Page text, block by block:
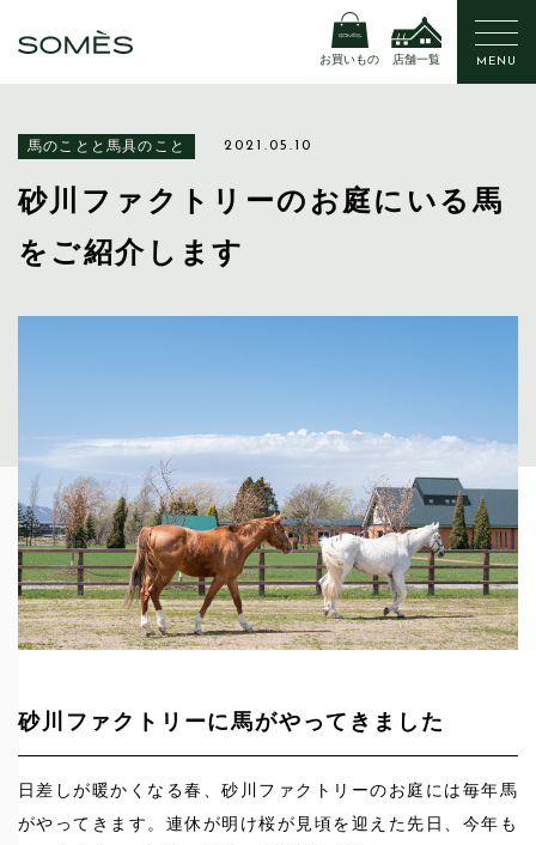
お買いもの 店舗一覧 MENU
馬のことと馬具のこと 2021.05.10
砂川ファクトリーのお庭にいる馬
をご紹介します
砂川ファクトリーに馬がやってきました
日差しが暖かくなる春、砂川ファクトリーのお庭には毎年馬
がやってきます。連休が明け桜が見頃を迎えた先日、今年も